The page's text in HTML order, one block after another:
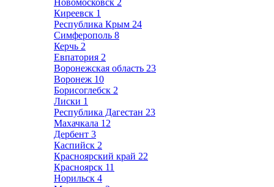
Новомосковск 2
Киреевск 1
Республика Крым 24
Симферополь 8
Керчь 2
Евпатория 2
Воронежская область 23
Воронеж 10
Борисоглебск 2
Лиски 1
Республика Дагестан 23
Махачкала 12
Дербент 3
Каспийск 2
Красноярский край 22
Красноярск 11
Норильск 4